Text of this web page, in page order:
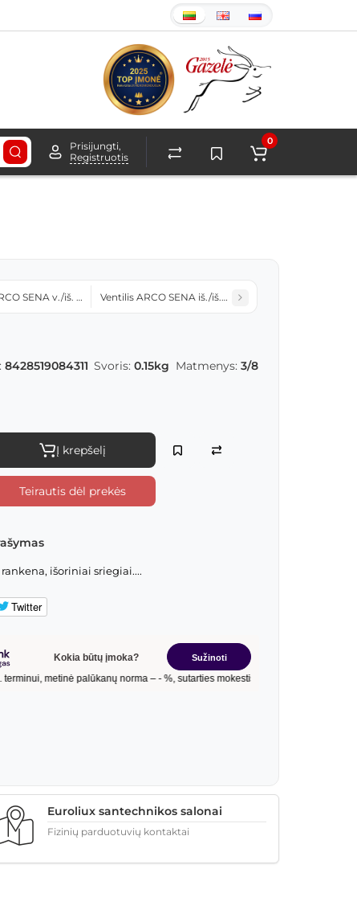
Prisijungti,
Registruotis
0
SENA v./iš. sriegis 3/8x3/8 tr. rank. 753602
Ventilis ARCO SENA iš./iš. sriegis 1/2 tr. rank. 753903
8428519084311 Svoris: 0.15kg Matmenys: 3/8
Į krepšelį
Teirautis dėl prekės
išoriniai sriegiai....
Twitter
Euroliux santechnikos salonai
Fizinių parduotuvių kontaktai